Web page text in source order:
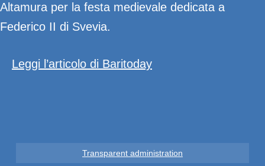
Altamura per la festa medievale dedicata a
Federico II di Svevia.
Leggi l’articolo di Baritoday
Transparent administration